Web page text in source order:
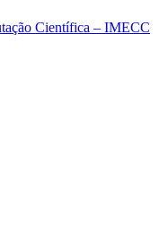
Científica – IMECC